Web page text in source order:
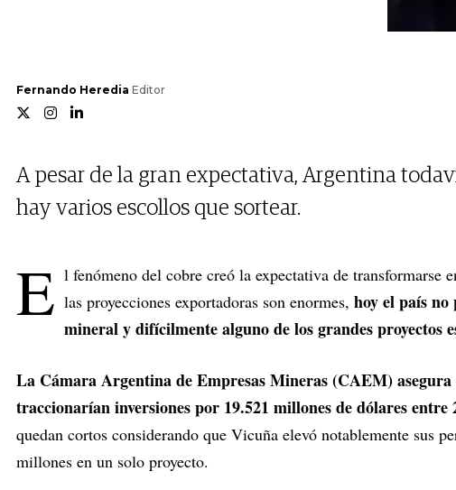
Fernando Heredia Editor
A pesar de la gran expectativa, Argentina
hay varios escollos que sortear.
E l fenómeno del cobre creó la expectativa de
las proyecciones exportadoras son enormes, hoy el país no
mineral y difícilmente alguno de los grandes proyectos
La Cámara Argentina de Empresas Mineras (CAEM) asegura
traccionarían inversiones por 19.521 millones de dólares entre
quedan cortos considerando que Vicuña elevó notablemente sus
millones en un solo proyecto.